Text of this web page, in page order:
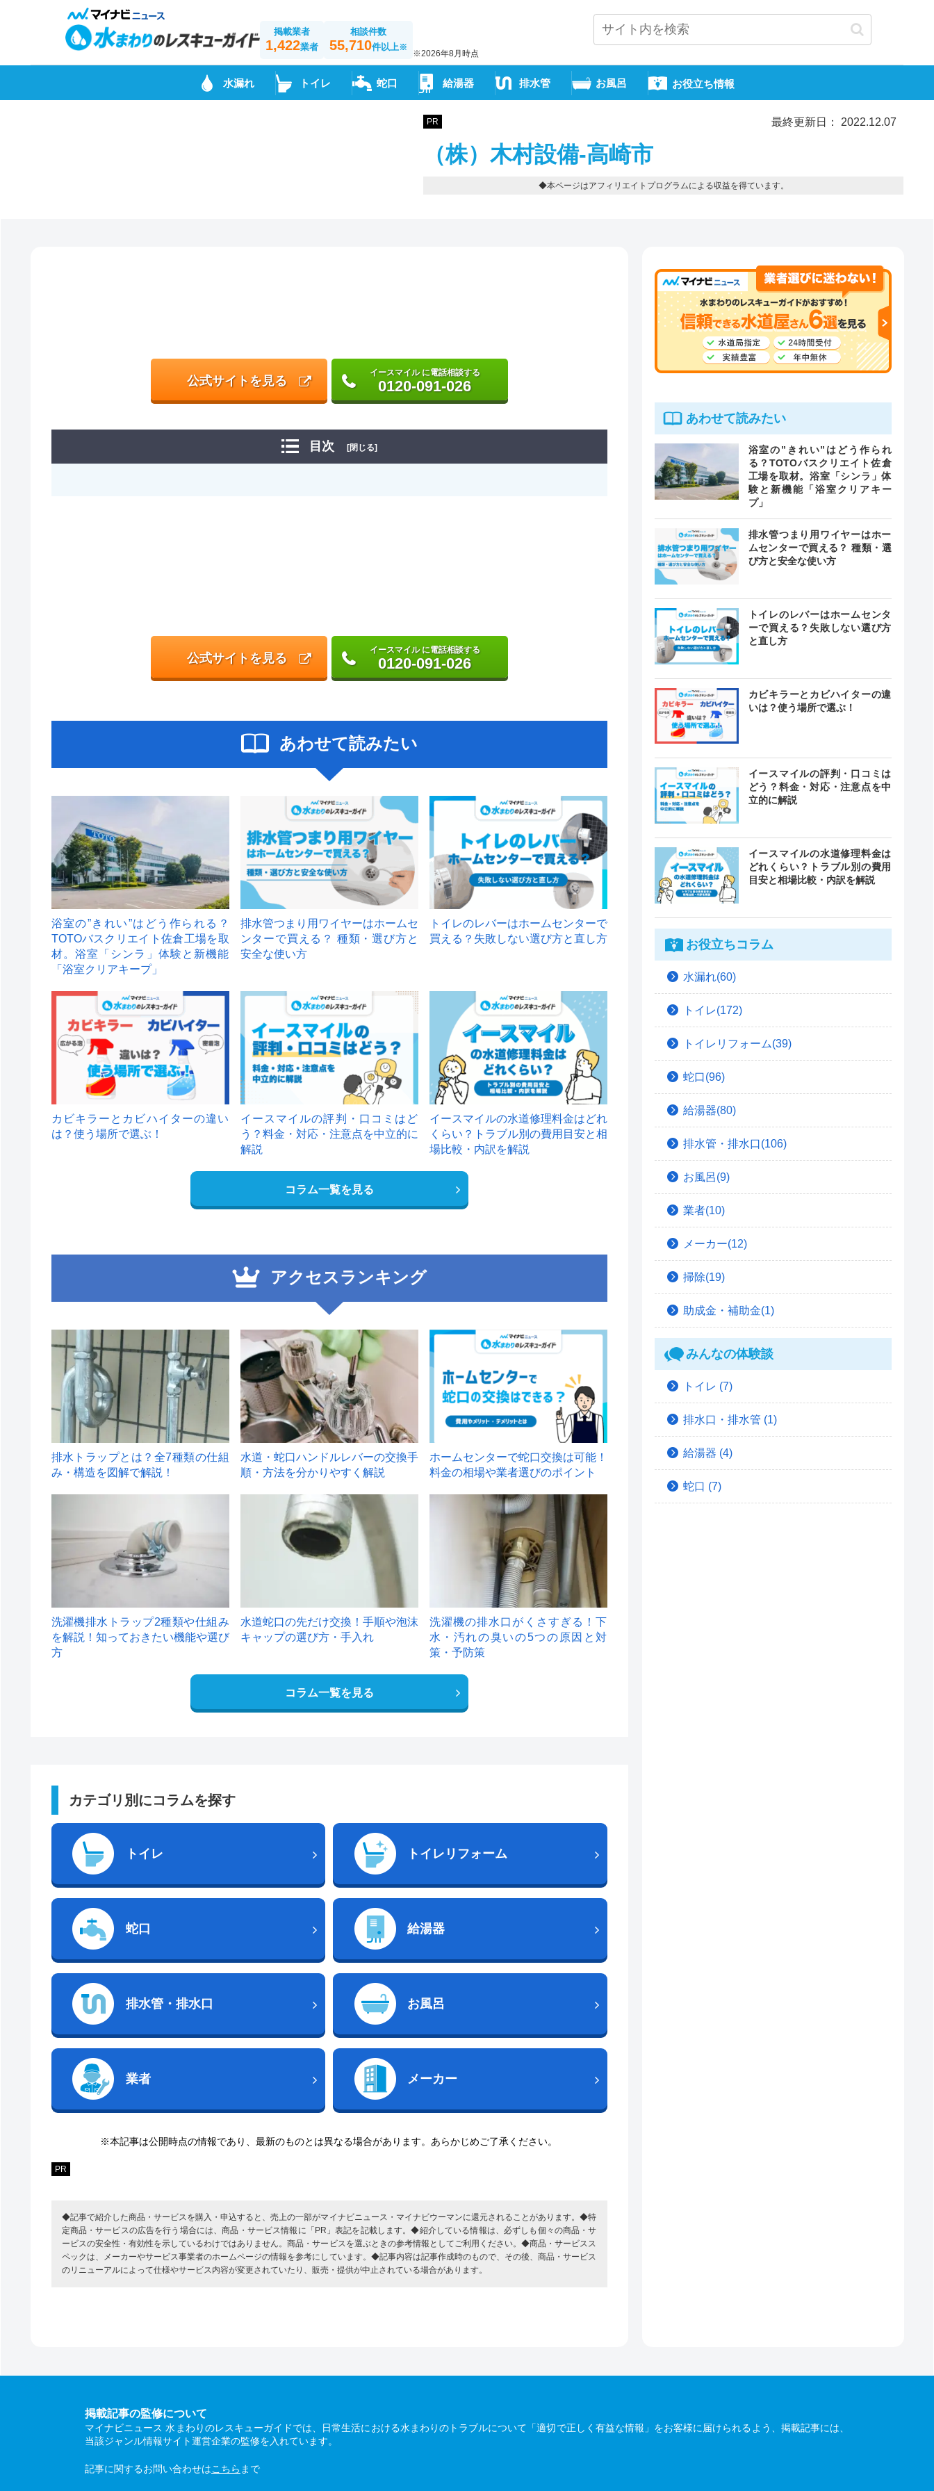
掲載業者
1,422業者
相談件数
55,710件以上※
※2026年8月時点
水漏れ トイレ 蛇口 給湯器 排水管 お風呂 お役立ち情報
PR 最終更新日： 2022.12.07
（株）木村設備-高崎市
◆本ページはアフィリエイトプログラムによる収益を得ています。
公式サイトを見る
イースマイル に電話相談する
0120-091-026
目次 [閉じる]
公式サイトを見る
イースマイル に電話相談する
0120-091-026
あわせて読みたい
浴室の”きれい”はどう作られる？
TOTOバスクリエイト佐倉工場を取
材。浴室「シンラ」体験と新機能
「浴室クリアキープ」
排水管つまり用ワイヤーはホームセ
ンターで買える？ 種類・選び方と
安全な使い方
トイレのレバーはホームセンターで
買える？失敗しない選び方と直し方
カビキラーとカビハイターの違い
は？使う場所で選ぶ！
イースマイルの評判・口コミはど
う？料金・対応・注意点を中立的に
解説
イースマイルの水道修理料金はどれ
くらい？トラブル別の費用目安と相
場比較・内訳を解説
コラム一覧を見る
アクセスランキング
1
排水トラップとは？全7種類の仕組
み・構造を図解で解説！
2
水道・蛇口ハンドルレバーの交換手
順・方法を分かりやすく解説
ホームセンターで蛇口交換は可能！
料金の相場や業者選びのポイント
洗濯機排水トラップ2種類や仕組み
を解説！知っておきたい機能や選び
方
水道蛇口の先だけ交換！手順や泡沫
キャップの選び方・手入れ
洗濯機の排水口がくさすぎる！下
水・汚れの臭いの5つの原因と対
策・予防策
コラム一覧を見る
カテゴリ別にコラムを探す
トイレ トイレリフォーム
蛇口 給湯器
排水管・排水口 お風呂
業者 メーカー
※本記事は公開時点の情報であり、最新のものとは異なる場合があります。あらかじめご了承ください。
PR
◆記事で紹介した商品・サービスを購入・申込すると、売上の一部がマイナビニュース・マイナビウーマンに還元されることがあります。◆特
定商品・サービスの広告を行う場合には、商品・サービス情報に「PR」表記を記載します。◆紹介している情報は、必ずしも個々の商品・サ
ービスの安全性・有効性を示しているわけではありません。商品・サービスを選ぶときの参考情報としてご利用ください。◆商品・サービスス
ペックは、メーカーやサービス事業者のホームページの情報を参考にしています。◆記事内容は記事作成時のもので、その後、商品・サービス
のリニューアルによって仕様やサービス内容が変更されていたり、販売・提供が中止されている場合があります。
あわせて読みたい
浴室の”きれい”はどう作られ
る？TOTOバスクリエイト佐倉
工場を取材。浴室「シンラ」体
験と新機能「浴室クリアキー
プ」
排水管つまり用ワイヤーはホー
ムセンターで買える？ 種類・選
び方と安全な使い方
トイレのレバーはホームセンタ
ーで買える？失敗しない選び方
と直し方
カビキラーとカビハイターの違
いは？使う場所で選ぶ！
イースマイルの評判・口コミは
どう？料金・対応・注意点を中
立的に解説
イースマイルの水道修理料金は
どれくらい？トラブル別の費用
目安と相場比較・内訳を解説
お役立ちコラム
水漏れ(60)
トイレ(172)
トイレリフォーム(39)
蛇口(96)
給湯器(80)
排水管・排水口(106)
お風呂(9)
業者(10)
メーカー(12)
掃除(19)
助成金・補助金(1)
みんなの体験談
トイレ (7)
排水口・排水管 (1)
給湯器 (4)
蛇口 (7)
掲載記事の監修について
マイナビニュース 水まわりのレスキューガイドでは、日常生活における水まわりのトラブルについて「適切で正しく有益な情報」をお客様に届けられるよう、掲載記事には、
当該ジャンル情報サイト運営企業の監修を入れています。
記事に関するお問い合わせはこちら まで